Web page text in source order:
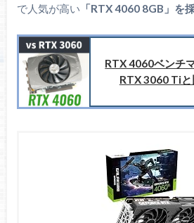
で人気が高い 「RTX 4060 8GB」を
RTX 4060ベンチ
RTX 3060 Tiと